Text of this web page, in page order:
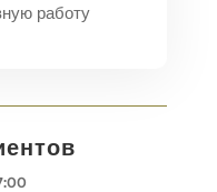
работу